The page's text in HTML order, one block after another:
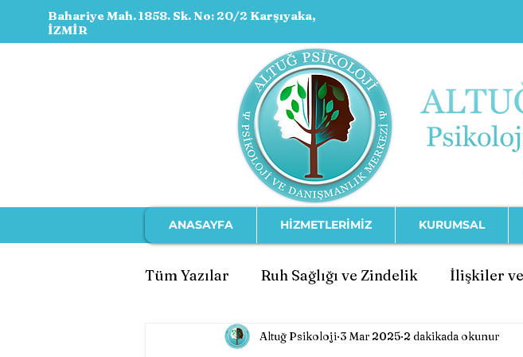
Bahariye Mah. 1858. Sk. No: 20/2 Karşıyaka,
İZMİR
ANASAYFA HİZMETLERİMİZ KURUMSAL
Tüm Yazılar Ruh Sağlığı ve Zindelik İlişkiler
Ebeveynlik ve Çocuk Gelişimi Psikolojik
Altuğ Psikoloji 3 Mar 2025 2 dakikada okunur